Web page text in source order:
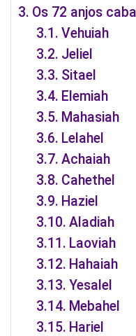
Os 72 anjos
Vehuiah
Jeliel
Sitael
Elemiah
Mahasiah
Lelahel
Achaiah
Cahethel
Haziel
Aladiah
Laoviah
Hahaiah
Yesalel
Mebahel
Hariel